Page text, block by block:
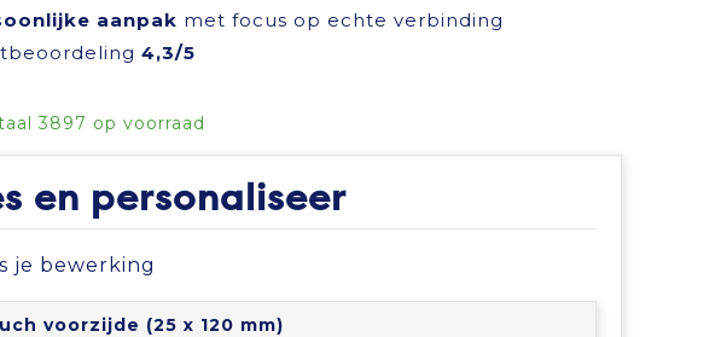
aanpak met focus op echte verbinding
4,3/5
3897 op voorraad
en personaliseer
je bewerking
voorzijde (25 x 120 mm)